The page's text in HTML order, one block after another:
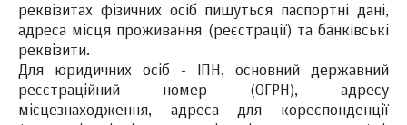
реквізитах фізичних осіб пишуться паспортні дані,
адреса місця проживання (реєстрації) та банківські
реквізити.
Для юридичних осіб - ІПН, основний державний
реєстраційний номер (ОГРН), адресу
місцезнаходження, адреса для кореспонденції